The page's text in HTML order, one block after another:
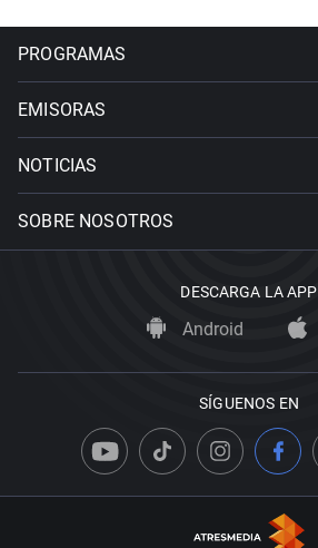
PROGRAMAS
EMISORAS
NOTICIAS
SOBRE NOSOTROS
DESCARGA LA APP
Android
SÍGUENOS EN